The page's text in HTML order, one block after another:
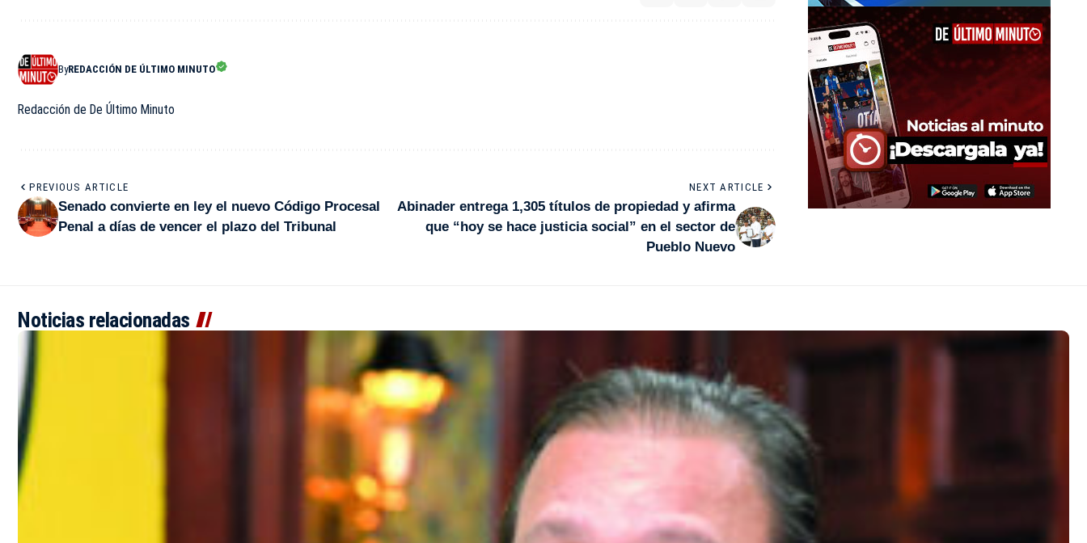
ByREDACCIÓN DE ÚLTIMO MINUTO
Redacción de De Último Minuto
PREVIOUS ARTICLE
Senado convierte en ley el nuevo Código Procesal
Penal a días de vencer el plazo del Tribunal
NEXT ARTICLE
Abinader entrega 1,305 títulos de propiedad y afirma
que “hoy se hace justicia social” en el sector de
Pueblo Nuevo
Noticias relacionadas